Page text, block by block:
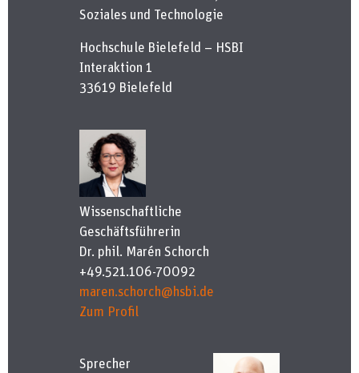
Soziales und Technologie
Hochschule Bielefeld – HSBI
Interaktion 1
33619 Bielefeld
Wissenschaftliche
Geschäftsführerin
Dr. phil. Marén Schorch
+49.521.106-70092
maren.schorch@hsbi.de
Zum Profil
Sprecher